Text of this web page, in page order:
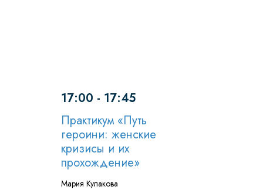
17:00 - 17:45
Практикум «Путь
героини: женские
кризисы и их
прохождение»
Мария Кулакова